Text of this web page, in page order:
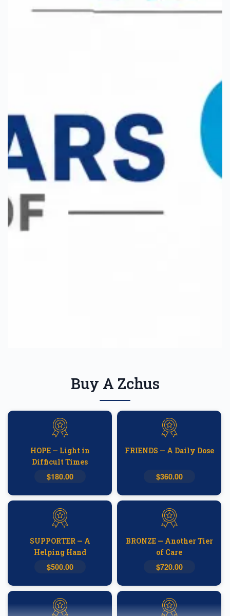
Buy A Zchus
HOPE — Light in
Difficult Times
$180.00
FRIENDS — A Daily Dose
$360.00
SUPPORTER — A
Helping Hand
$500.00
BRONZE — Another Tier
of Care
$720.00